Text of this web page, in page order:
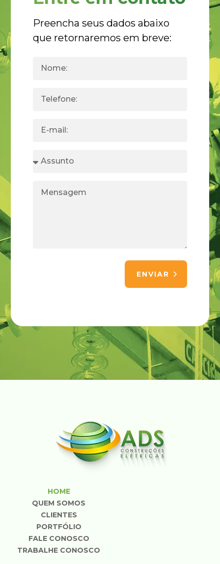
Preencha seus dados abaixo
que retornaremos em breve:
ENVIAR
HOME
QUEM SOMOS
CLIENTES
PORTFÓLIO
FALE CONOSCO
TRABALHE CONOSCO